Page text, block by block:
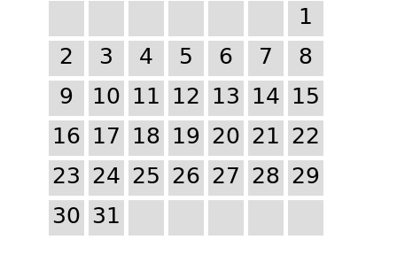
1
2
3 4 5 6 7
8
9
10 11 12 13 14 15
16 17 18 19 20 21 22
23 24 25 26 27 28 29
30 31